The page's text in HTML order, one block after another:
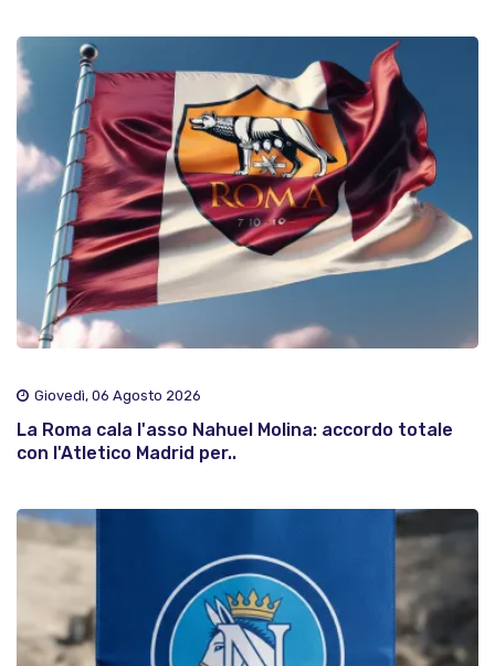
Giovedì, 06 Agosto 2026
La Roma cala l'asso Nahuel Molina: accordo totale
con l'Atletico Madrid per..